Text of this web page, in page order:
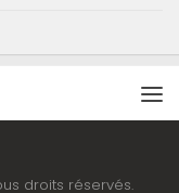
droits réservés.